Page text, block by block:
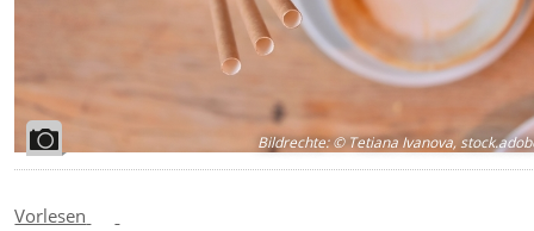
Bildrechte:© Tetiana Ivanova,
Vorlesen